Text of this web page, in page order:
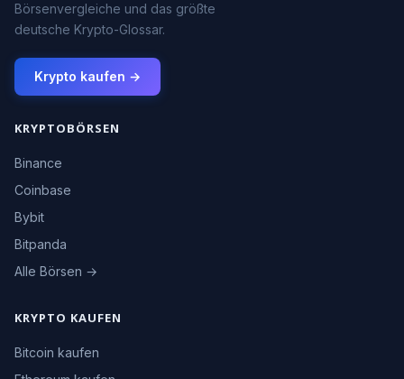
Börsenvergleiche und das größte
deutsche Krypto-Glossar.
Krypto kaufen →
KRYPTOBÖRSEN
Binance
Coinbase
Bybit
Bitpanda
Alle Börsen →
KRYPTO KAUFEN
Bitcoin kaufen